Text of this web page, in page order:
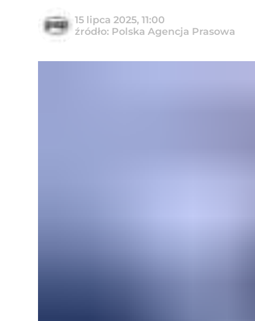
15 lipca 2025, 11:00
źródło: Polska Agencja Prasowa